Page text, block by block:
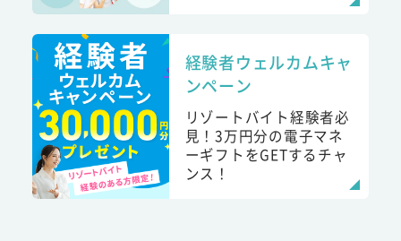
経験者ウェルカムキャ
ンペーン
リゾートバイト経験者必
見！3万円分の電子マネ
ーギフトをGETするチャ
ンス！